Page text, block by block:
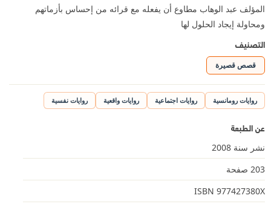
المؤلف عبد الوهاب مطاوع أن يفعله مع قرائه من إحساس بأزماتهم
ومحاولة إيجاد الحلول لها
التصنيف
قصص قصيرة
روايات رومانسية روايات اجتماعية روايات واقعية روايات نفسية
عن الطبعة
نشر سنة 2008
203 صفحة
ISBN 977427380X